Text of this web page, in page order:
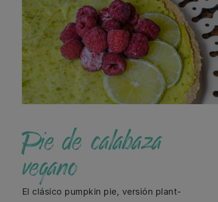
Pie de calabaza
vegano
El clásico pumpkin pie, versión plant-